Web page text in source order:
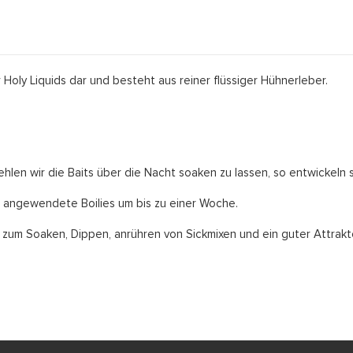
Liquids dar und besteht aus reiner flüssiger Hühnerleber.
wir die Baits über die Nacht soaken zu lassen, so entwickeln
Boilies um bis zu einer Woche.
Soaken, Dippen, anrühren von Sickmixen und ein guter